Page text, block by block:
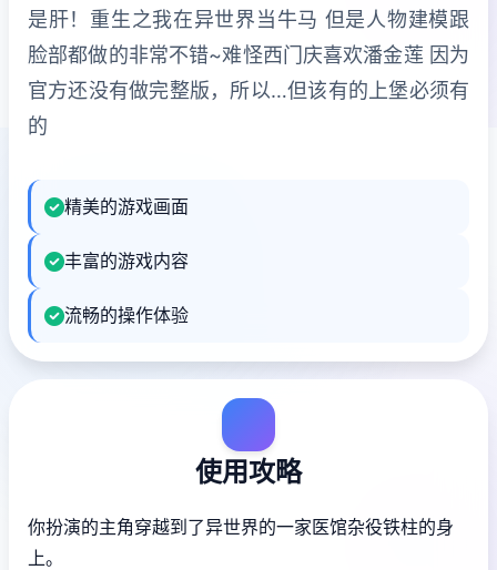
是肝！重生之我在异世界当牛马 但是人物建模跟
脸部都做的非常不错~难怪西门庆喜欢潘金莲 因为
官方还没有做完整版，所以…但该有的上堡必须有
的
精美的游戏画面
丰富的游戏内容
流畅的操作体验
使用攻略
你扮演的主角穿越到了异世界的一家医馆杂役铁柱的身
上。